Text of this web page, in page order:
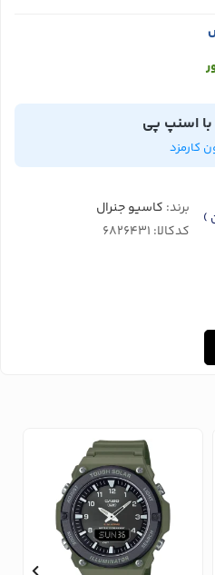
اسنپ پی
کارمزد
) برند: کاسیو جنرال
کدکالا: